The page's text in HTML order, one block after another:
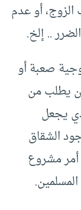
أو عدم
.. إلخ.
صعبة أو
يطلب من
يجعل
الشقاق
أمر مشروع